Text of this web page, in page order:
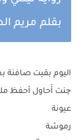
بقلم مريم
اليوم بقيت صافنة
چنت أَحاول أحفظ
عيونة
رموشة